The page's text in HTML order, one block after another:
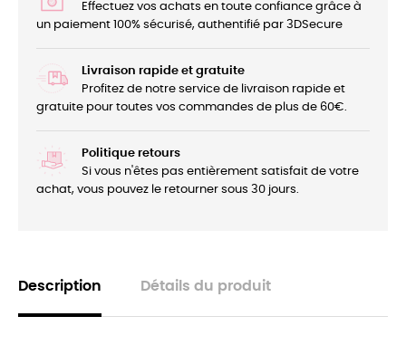
Effectuez vos achats en toute confiance grâce à
un paiement 100% sécurisé, authentifié par 3DSecure
Livraison rapide et gratuite
Profitez de notre service de livraison rapide et
gratuite pour toutes vos commandes de plus de 60€.
Politique retours
Si vous n'êtes pas entièrement satisfait de votre
achat, vous pouvez le retourner sous 30 jours.
Description Détails du produit